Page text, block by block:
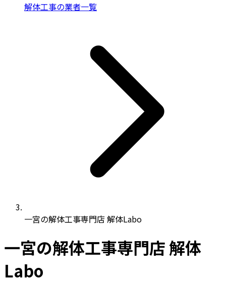
解体工事の業者一覧
一宮の解体工事専門店 解体Labo
一宮の解体工事専門店 解体
Labo